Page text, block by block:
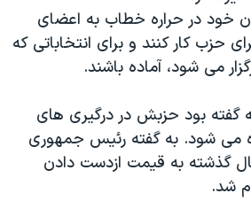
رهبری ایران
نوبل صلح
«سی‌پک»
خود در حراره خطاب به اعضای
حزب کار کنند و برای انتخاباتی که
می شود، آماده باشند.
گفته بود حزبش در درگیری های
می شود. به گفته رئیس جمهوری
گذشته به قیمت ازدست دادن
شد.